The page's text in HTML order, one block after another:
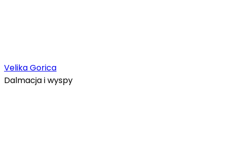
Velika Gorica
Dalmacja i wyspy